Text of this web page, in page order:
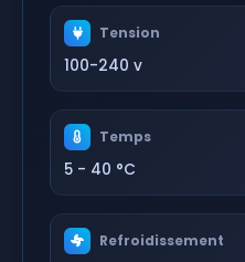
Tension
100-240 v
Temps
5 - 40 °C
Refroidissement